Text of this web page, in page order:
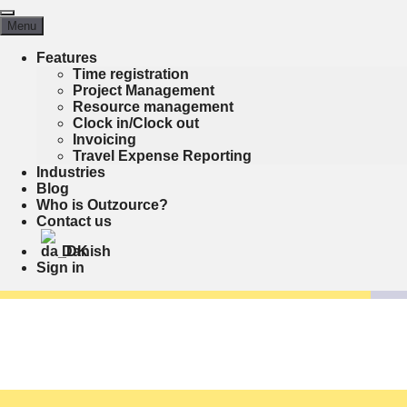
Skip
to
content
Menu
Menu
Features
Time registration
Project Management
Resource management
Clock in/Clock out
Invoicing
Travel Expense Reporting
Industries
Blog
Who is Outzource?
Contact us
Danish
Sign in
& SSRS
dybdegående rapporter og analyser til
Rapportering og analyse
Datavisualisering
Forretningsindsigt